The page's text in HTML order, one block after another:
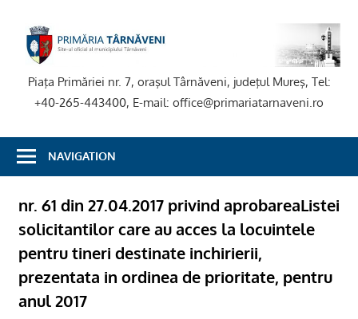
content
Piaţa Primăriei nr. 7, oraşul Târnăveni, judeţul Mureş, Tel:
+40-265-443400, E-mail: office@primariatarnaveni.ro
NAVIGATION
nr. 61 din 27.04.2017 privind aprobareaListei
solicitantilor care au acces la locuintele
pentru tineri destinate inchirierii,
prezentata in ordinea de prioritate, pentru
anul 2017